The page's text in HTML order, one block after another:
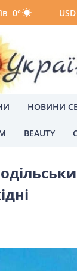
0°
НОВИНИ
BEAUTY